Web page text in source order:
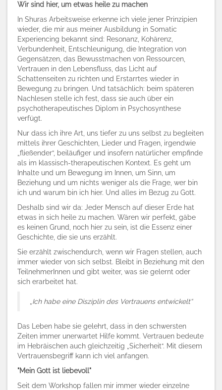
Wir sind hier, um etwas heile zu machen
In Shuras Arbeitsweise erkenne ich viele jener Prinzipien
wieder, die mir aus meiner Ausbildung in Somatic
Experiencing bekannt sind: Resonanz, Kohärenz,
Verbundenheit, Entschleunigung, die Integration von
Gegensätzen, das Bewusstmachen von Ressourcen,
Vertrauen in den Lebensfluss, das Licht auf
Schattenseiten zu richten und Erstarrtes wieder in
Bewegung zu bringen. Und tatsächlich: beim späteren
Nachlesen stelle ich fest, dass sie auch über ein
psychotherapeutisches Diplom in Psychosynthese
verfügt.
Nur dass ich ihre Art, uns tiefer zu uns selbst zu begleiten
mittels ihrer Geschichten, Lieder und Fragen, irgendwie
„fließender“, beiläufiger und insofern natürlicher empfinde
als im klassisch-therapeutischen Kontext. Es geht um
Inhalte und um Bewegung im Innen, um Sinn, um
Beziehung und um nichts weniger als die Frage, wer bin
ich und warum bin ich hier. Und alles im Bezug zu Gott.
Deshalb sind wir da: Jeder Mensch auf dieser Erde hat
etwas in sich heile zu machen. Wären wir perfekt, gäbe
es keinen Grund, noch hier zu sein, ist die Essenz einer
Geschichte, die sie uns erzählt.
Sie erzählt zwischendurch, wenn wir Fragen stellen, auch
immer wieder von sich selbst. Bleibt in Beziehung mit den
TeilnehmerInnen und gibt weiter, was sie gelernt oder
sich erarbeitet hat.
Ich habe eine Disziplin des Vertrauens entwickelt“
Das Leben habe sie gelehrt, dass in den schwersten
Zeiten immer unerwartet Hilfe kommt. Vertrauen bedeute
im Hebräischen auch gleichzeitig „Sicherheit“. Mit diesem
Vertrauensbegriff kann ich viel anfangen.
"Mein Gott ist liebevoll"
Seit dem Workshop fallen mir immer wieder einzelne